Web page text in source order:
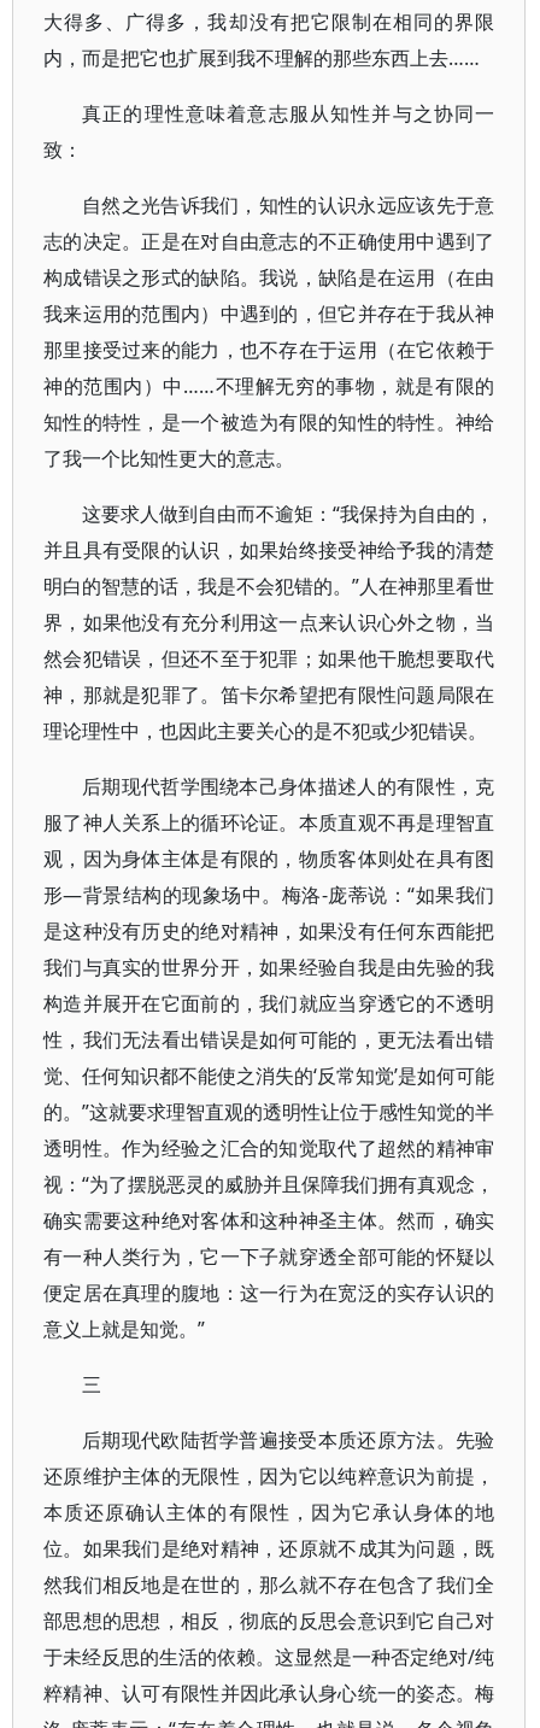
大得多、广得多，我却没有把它限制在相同的界限
内，而是把它也扩展到我不理解的那些东西上去……
真正的理性意味着意志服从知性并与之协同一
致：
自然之光告诉我们，知性的认识永远应该先于意
志的决定。正是在对自由意志的不正确使用中遇到了
构成错误之形式的缺陷。我说，缺陷是在运用（在由
我来运用的范围内）中遇到的，但它并存在于我从神
那里接受过来的能力，也不存在于运用（在它依赖于
神的范围内）中……不理解无穷的事物，就是有限的
知性的特性，是一个被造为有限的知性的特性。神给
了我一个比知性更大的意志。
这要求人做到自由而不逾矩：“我保持为自由的，
并且具有受限的认识，如果始终接受神给予我的清楚
明白的智慧的话，我是不会犯错的。”人在神那里看世
界，如果他没有充分利用这一点来认识心外之物，当
然会犯错误，但还不至于犯罪；如果他干脆想要取代
神，那就是犯罪了。笛卡尔希望把有限性问题局限在
理论理性中，也因此主要关心的是不犯或少犯错误。
后期现代哲学围绕本己身体描述人的有限性，克
服了神人关系上的循环论证。本质直观不再是理智直
观，因为身体主体是有限的，物质客体则处在具有图
形—背景结构的现象场中。梅洛-庞蒂说：“如果我们
是这种没有历史的绝对精神，如果没有任何东西能把
我们与真实的世界分开，如果经验自我是由先验的我
构造并展开在它面前的，我们就应当穿透它的不透明
性，我们无法看出错误是如何可能的，更无法看出错
觉、任何知识都不能使之消失的‘反常知觉’是如何可能
的。”这就要求理智直观的透明性让位于感性知觉的半
透明性。作为经验之汇合的知觉取代了超然的精神审
视：“为了摆脱恶灵的威胁并且保障我们拥有真观念，
确实需要这种绝对客体和这种神圣主体。然而，确实
有一种人类行为，它一下子就穿透全部可能的怀疑以
便定居在真理的腹地：这一行为在宽泛的实存认识的
意义上就是知觉。”
三
后期现代欧陆哲学普遍接受本质还原方法。先验
还原维护主体的无限性，因为它以纯粹意识为前提，
本质还原确认主体的有限性，因为它承认身体的地
位。如果我们是绝对精神，还原就不成其为问题，既
然我们相反地是在世的，那么就不存在包含了我们全
部思想的思想，相反，彻底的反思会意识到它自己对
于未经反思的生活的依赖。这显然是一种否定绝对/纯
粹精神、认可有限性并因此承认身心统一的姿态。梅